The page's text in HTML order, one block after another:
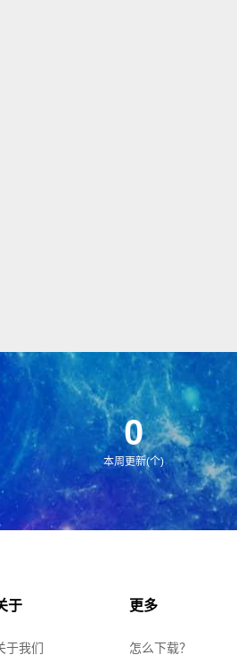
0
本周更新(个)
于
于我们
更多
怎么下载？